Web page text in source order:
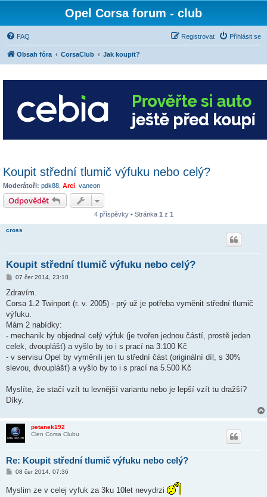
Opel Corsa forum - club
FAQ Přihlásit se
Registrovat
Obsah fóra CorsaClub Jak koupit?
Koupit střední tlumič výfuku nebo celý?
Moderátoři: pdk88 Arci vaneon
Odpovědět
4 příspěvky • Stránka 1 z 1
cross
Koupit střední tlumič výfuku nebo celý?
P
í
p
ě
e
k
07 čer 2014, 23:10
Zdravím.
Corsa 1.2 Twinport (r. v. 2005) - prý už je potřeba vyměnit střední tlumič
výfuku.
Mám 2 nabídky:
- mechanik by objednal celý výfuk (je tvořen jednou částí, prostě jeden
celek, dvouplášť) a vyšlo by to i s prací na 3.100 Kč
- v servisu Opel by vyměnili jen tu střední část (originální díl, s 30%
slevou, dvouplášť) a vyšlo by to i s prací na 5.500 Kč
Myslíte, že stačí vzít tu levnější variantu nebo je lepší vzít tu dražší?
Díky.
petanek192
Člen Corsa Clubu
Re: Koupit střední tlumič výfuku nebo celý?
P
s
08 čer 2014, 07:36
Myslim ze v celej vyfuk za 3ku 10let nevydrzi